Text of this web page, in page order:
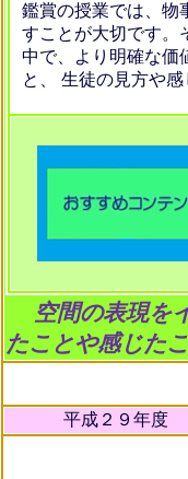
鑑賞の授業では、物
すことが大切です。
中で、より明確な価
と、 生徒の見方や
空間の表現を
たことや感じた
平成２９年